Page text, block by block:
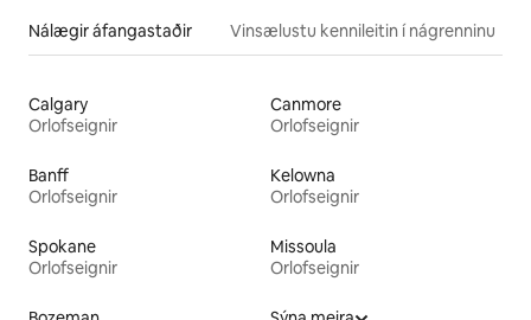
Nálægir áfangastaðir Vinsælustu kennileitin í nágrenninu
Calgary
Orlofseignir
Canmore
Orlofseignir
Banff
Orlofseignir
Kelowna
Orlofseignir
Spokane
Orlofseignir
Missoula
Orlofseignir